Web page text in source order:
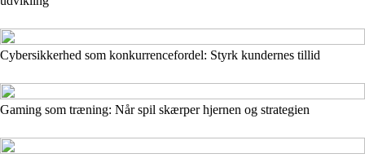
Cybersikkerhed som konkurrencefordel: Styrk kundernes tillid
Gaming som træning: Når spil skærper hjernen og strategien